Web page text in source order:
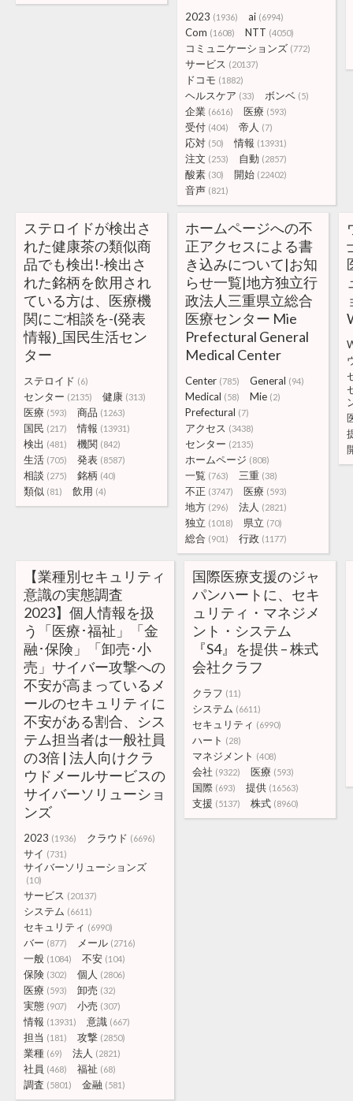
2023 (1936) ai (6994)
Com (1608) NTT (4050)
コミュニケーションズ (772)
サービス (20137)
ドコモ (1882)
ヘルスケア (33) ボンベ (5)
企業 (6616) 医療 (593)
受付 (404) 帝人 (7)
応対 (50) 情報 (13931)
注文 (253) 自動 (2857)
酸素 (30) 開始 (22402)
音声 (821)
ステロイドが検出さ
れた健康茶の類似商
品でも検出!-検出さ
れた銘柄を飲用され
ている方は、医療機
関にご相談を-(発表
情報)_国民生活セン
ター
ステロイド (6)
センター (2135) 健康 (313)
医療 (593) 商品 (1263)
国民 (217) 情報 (13931)
検出 (481) 機関 (842)
生活 (705) 発表 (8587)
相談 (275) 銘柄 (40)
類似 (81) 飲用 (4)
ホームページへの不
正アクセスによる書
き込みについて|お知
らせ一覧|地方独立行
政法人三重県立総合
医療センター Mie
Prefectural General
Medical Center
Center (785) General (94)
Medical (58) Mie (2)
Prefectural (7)
アクセス (3438)
センター (2135)
ホームページ (808)
一覧 (763) 三重 (38)
不正 (3747) 医療 (593)
地方 (296) 法人 (2821)
独立 (1018) 県立 (70)
総合 (901) 行政 (1177)
【業種別セキュリティ
意識の実態調査
2023】個人情報を扱
う「医療･福祉」「金
融･保険」「卸売･小
売」サイバー攻撃への
不安が高まっているメ
ールのセキュリティに
不安がある割合、シス
テム担当者は一般社員
の3倍 | 法人向けクラ
ウドメールサービスの
サイバーソリューショ
ンズ
2023 (1936) クラウド (6696)
サイ (731)
サイバーソリューションズ
(10)
サービス (20137)
システム (6611)
セキュリティ (6990)
バー (877) メール (2716)
一般 (1084) 不安 (104)
保険 (302) 個人 (2806)
医療 (593) 卸売 (32)
実態 (907) 小売 (307)
情報 (13931) 意識 (667)
担当 (181) 攻撃 (2850)
業種 (69) 法人 (2821)
社員 (468) 福祉 (68)
調査 (5801) 金融 (581)
国際医療支援のジャ
パンハートに、セキ
ュリティ・マネジメ
ント・システム
『S4』を提供 – 株式
会社クラフ
クラフ (11)
システム (6611)
セキュリティ (6990)
ハート (28)
マネジメント (408)
会社 (9322) 医療 (593)
国際 (693) 提供 (16563)
支援 (5137) 株式 (8960)